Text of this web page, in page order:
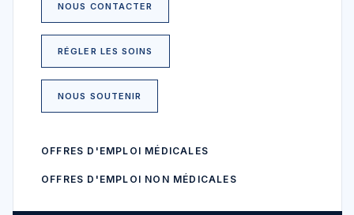
NOUS CONTACTER
RÉGLER LES SOINS
NOUS SOUTENIR
OFFRES D'EMPLOI MÉDICALES
OFFRES D'EMPLOI NON MÉDICALES